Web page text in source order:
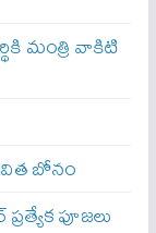
మంత్రి వాకిటి
బోనం
పూజలు